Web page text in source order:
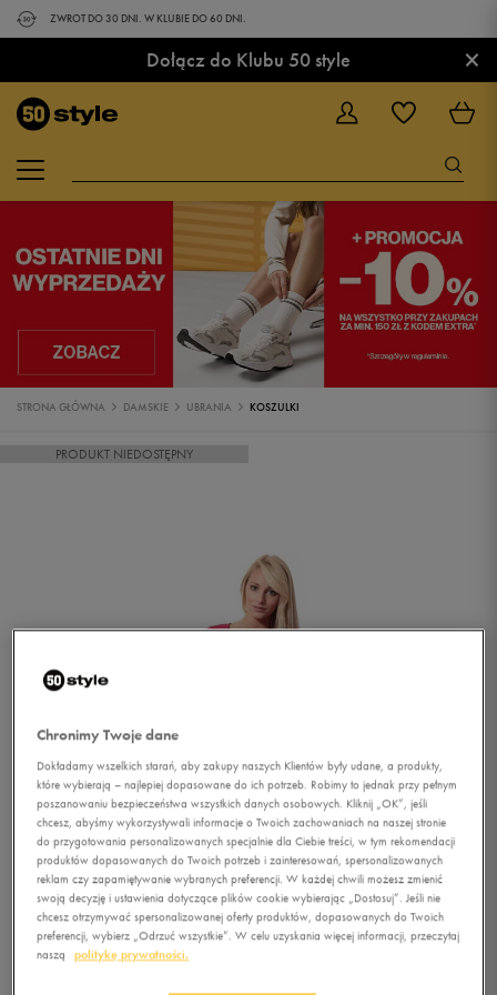
ZWROT DO 30 DNI. W KLUBIE DO 60 DNI.
Dołącz do Klubu 50 style ×
STRONA GŁÓWNA DAMSKIE UBRANIA KOSZULKI
PRODUKT NIEDOSTĘPNY
Chronimy Twoje dane
Dokładamy wszelkich starań, aby zakupy naszych Klientów były udane, a produkty,
które wybierają – najlepiej dopasowane do ich potrzeb. Robimy to jednak przy pełnym
poszanowaniu bezpieczeństwa wszystkich danych osobowych. Kliknij „OK”, jeśli
chcesz, abyśmy wykorzystywali informacje o Twoich zachowaniach na naszej stronie
do przygotowania personalizowanych specjalnie dla Ciebie treści, w tym rekomendacji
produktów dopasowanych do Twoich potrzeb i zainteresowań, spersonalizowanych
reklam czy zapamiętywanie wybranych preferencji. W każdej chwili możesz zmienić
swoją decyzję i ustawienia dotyczące plików cookie wybierając „Dostosuj”. Jeśli nie
chcesz otrzymywać spersonalizowanej oferty produktów, dopasowanych do Twoich
preferencji, wybierz „Odrzuć wszystkie”. W celu uzyskania więcej informacji, przeczytaj
naszą
politykę prywatności.